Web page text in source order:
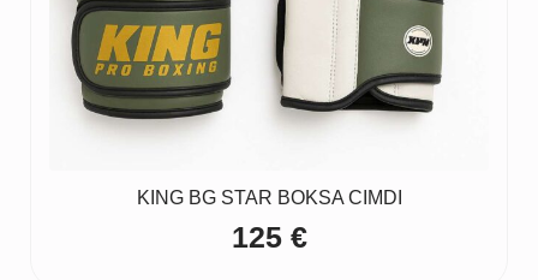
KING BG STAR BOKSA CIMDI
125 €